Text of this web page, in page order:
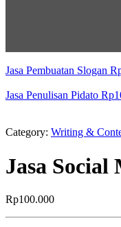
Jasa Pembuatan Slogan
Jasa Penulisan Pidato Rp
Category: Writing &
Jasa Social
Rp100.000